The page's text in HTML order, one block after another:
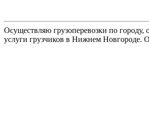
Осуществляю грузоперевозки по
услуги грузчиков в Нижнем Новгороде.